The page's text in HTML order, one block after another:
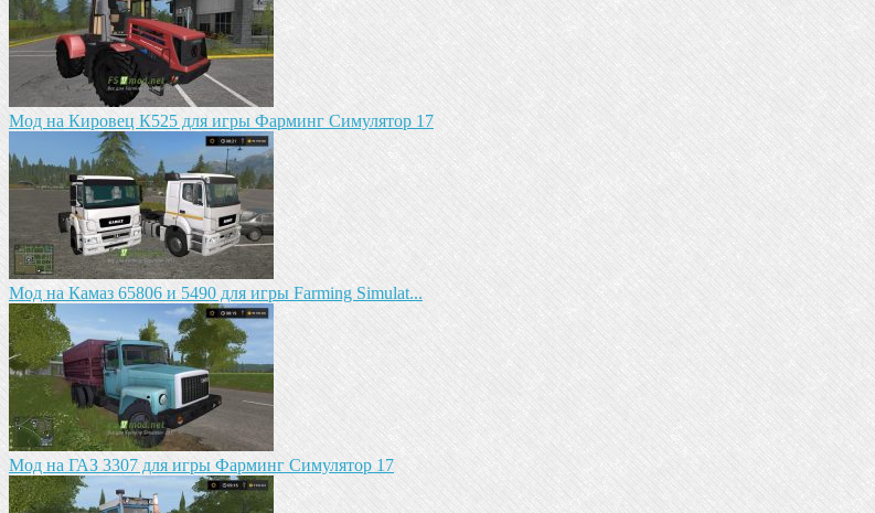
Mод на Кировец К525 для игры Фарминг Симулятор 17
Мод на Камаз 65806 и 5490 для игры Farming Simulat...
Mод на ГАЗ 3307 для игры Фарминг Симулятор 17